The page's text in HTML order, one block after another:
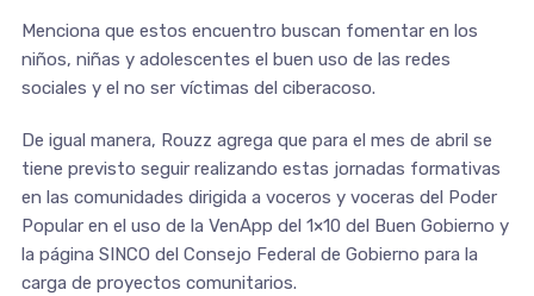
Menciona que estos encuentro buscan fomentar en los
niños, niñas y adolescentes el buen uso de las redes
sociales y el no ser víctimas del ciberacoso.
De igual manera, Rouzz agrega que para el mes de abril se
tiene previsto seguir realizando estas jornadas formativas
en las comunidades dirigida a voceros y voceras del Poder
Popular en el uso de la VenApp del 1×10 del Buen Gobierno y
la página SINCO del Consejo Federal de Gobierno para la
carga de proyectos comunitarios.